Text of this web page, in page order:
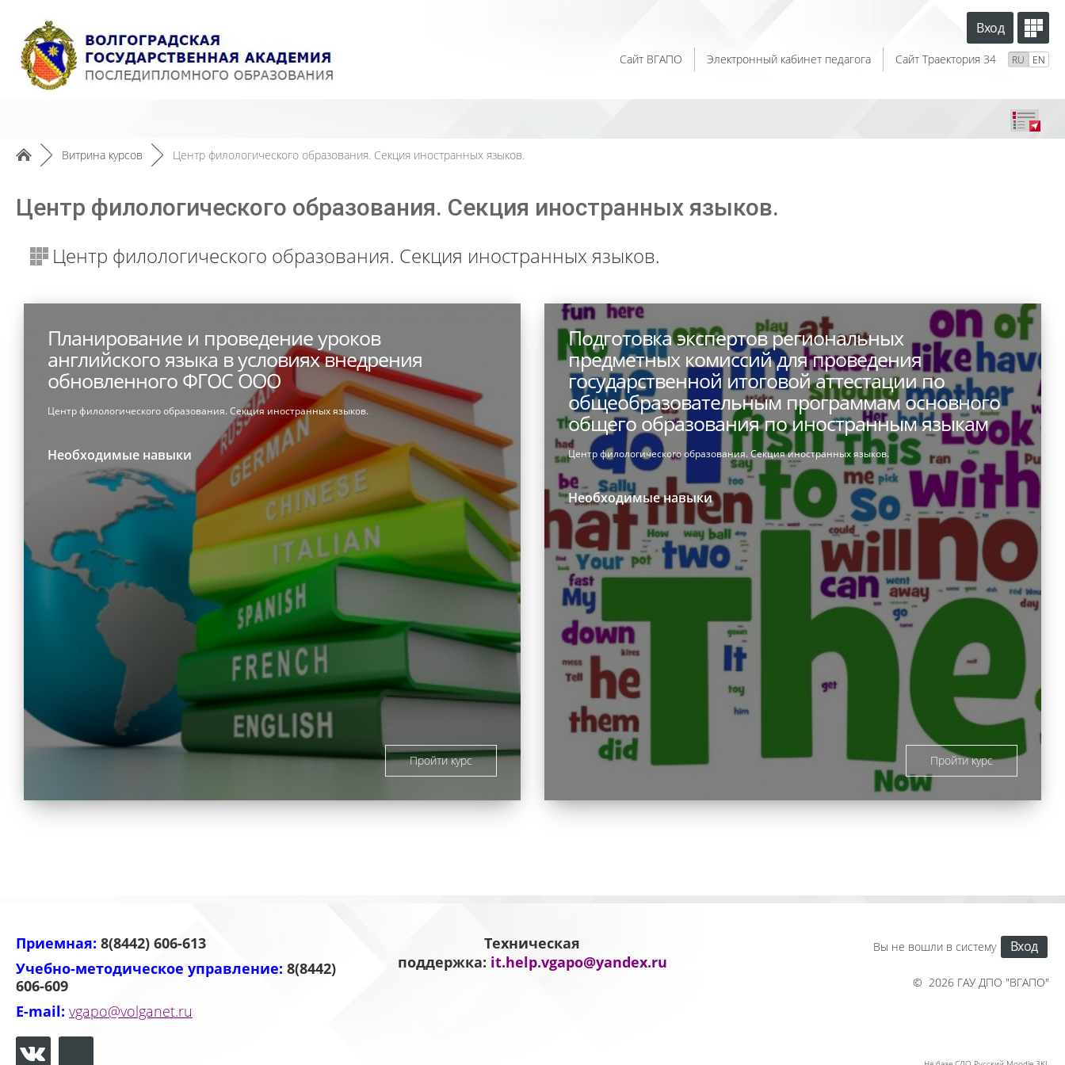
Вход
Сайт ВГАПО Электронный кабинет педагога Сайт Траектория 34 RU EN
► Витрина курсов ► Центр филологического образования. Секция иностранных языков.
Центр филологического образования. Секция иностранных языков.
Центр филологического образования. Секция иностранных языков.
Планирование и проведение уроков
английского языка в условиях внедрения
обновленного ФГОС ООО
Центр филологического образования. Секция иностранных языков.
Необходимые навыки
Пройти курс
Подготовка экспертов региональных
предметных комиссий для проведения
государственной итоговой аттестации по
общеобразовательным программам основного
общего образования по иностранным языкам
Центр филологического образования. Секция иностранных языков.
Необходимые навыки
Пройти курс
Приемная: 8(8442) 606-613
Учебно-методическое управление: 8(8442)
606-609
E-mail: vgapo@volganet.ru
Техническая
поддержка: it.help.vgapo@yandex.ru
Вы не вошли в систему Вход
© 2026 ГАУ ДПО "ВГАПО"